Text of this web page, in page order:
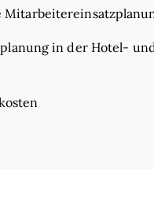
in der Hotel- und